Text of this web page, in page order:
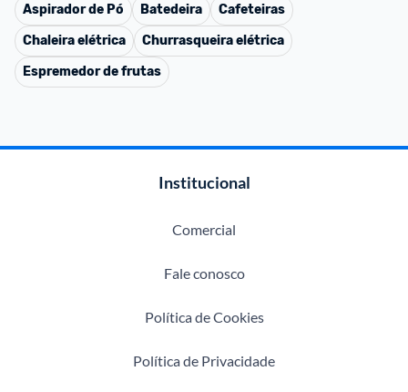
Aspirador de Pó
Batedeira
Cafeteiras
Chaleira elétrica
Churrasqueira elétrica
Espremedor de frutas
Institucional
Comercial
Fale conosco
Política de Cookies
Política de Privacidade